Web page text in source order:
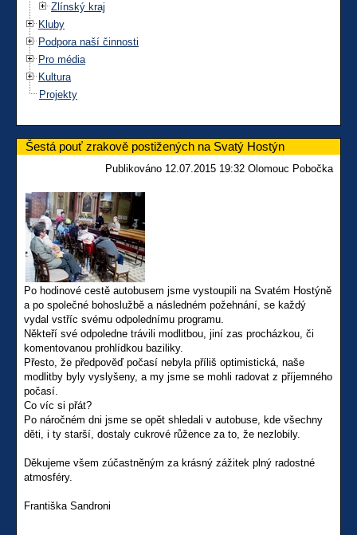
Zlínský kraj
Kluby
Podpora naší činnosti
Pro média
Kultura
Projekty
Šestá pouť zrakově postižených na Svatý Hostýn
Publikováno 12.07.2015 19:32 Olomouc Pobočka
Po hodinové cestě autobusem jsme vystoupili na Svatém Hostýně
a po společné bohoslužbě a následném požehnání, se každý
vydal vstříc svému odpolednímu programu.
Někteří své odpoledne trávili modlitbou, jiní zas procházkou, či
komentovanou prohlídkou baziliky.
Přesto, že předpověď počasí nebyla příliš optimistická, naše
modlitby byly vyslyšeny, a my jsme se mohli radovat z příjemného
počasí.
Co víc si přát?
Po náročném dni jsme se opět shledali v autobuse, kde všechny
děti, i ty starší, dostaly cukrové růžence za to, že nezlobily.
Děkujeme všem zúčastněným za krásný zážitek plný radostné
atmosféry.
Františka Sandroni